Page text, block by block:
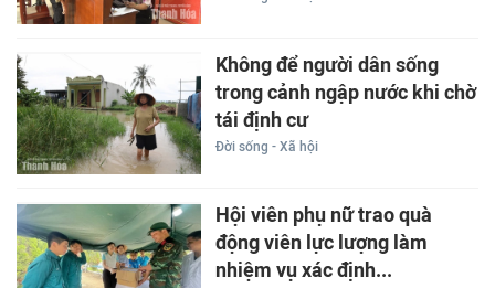
Không để người dân sống
trong cảnh ngập nước khi chờ
tái định cư
Đời sống - Xã hội
Hội viên phụ nữ trao quà
động viên lực lượng làm
nhiệm vụ xác định...